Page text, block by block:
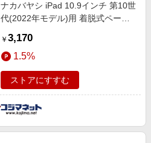
ナカバヤシ iPad 10.9インチ 第10世
代(2022年モデル)用 着脱式ペーパ
TBF-IP22FDGPK
￥ 3,170
1.5%
ストアにすすむ